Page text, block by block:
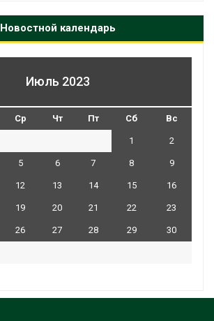
Новостной календарь
Июль 2023
Ср Чт Пт Сб Вс
1 2
5 6 7 8 9
12 13 14 15 16
19 20 21 22 23
26 27 28 29 30